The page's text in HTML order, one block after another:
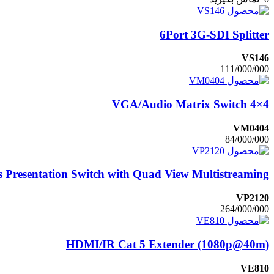
6Port 3G-SDI Splitter
VS146
111/000/000
4×4 VGA/Audio Matrix Switch
VM0404
84/000/000
Presentation Switch with Quad View Multistreaming
VP2120
264/000/000
HDMI/IR Cat 5 Extender (1080p@40m)
VE810